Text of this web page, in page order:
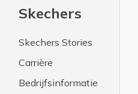
Skechers
Skechers Stories
Carrière
Bedrijfsinformatie